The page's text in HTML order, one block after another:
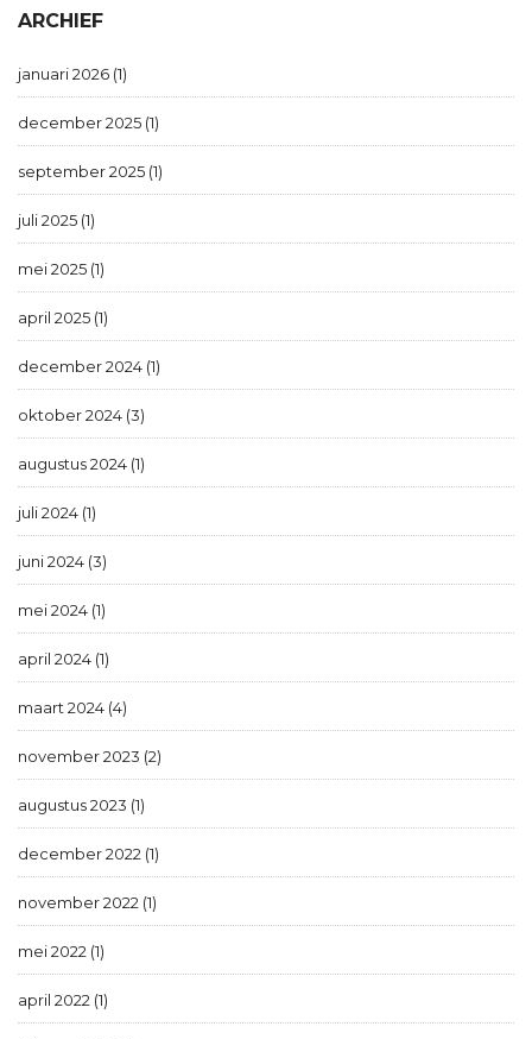
ARCHIEF
januari 2026 (1)
december 2025 (1)
september 2025 (1)
juli 2025 (1)
mei 2025 (1)
april 2025 (1)
december 2024 (1)
oktober 2024 (3)
augustus 2024 (1)
juli 2024 (1)
juni 2024 (3)
mei 2024 (1)
april 2024 (1)
maart 2024 (4)
november 2023 (2)
augustus 2023 (1)
december 2022 (1)
november 2022 (1)
mei 2022 (1)
april 2022 (1)